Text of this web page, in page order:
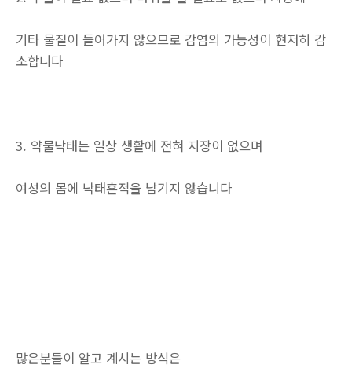
기타 물질이 들어가지 않으므로 감염의 가능성이 현저히 감
소합니다
3. 약물낙태는 일상 생활에 전혀 지장이 없으며
여성의 몸에 낙태흔적을 남기지 않습니다
많은분들이 알고 계시는 방식은